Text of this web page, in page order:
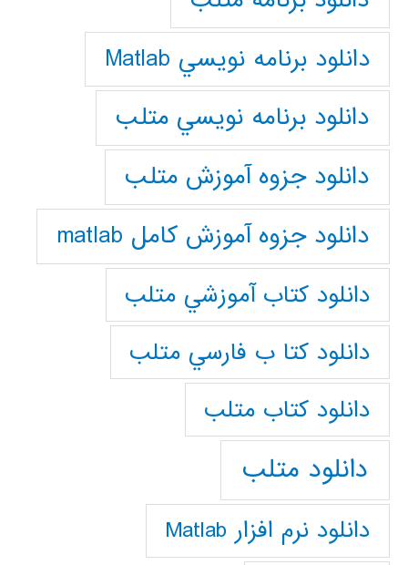
دانلود برنامه نويسي Matlab
دانلود برنامه نويسي متلب
دانلود جزوه آموزش متلب
دانلود جزوه آموزش کامل matlab
دانلود كتاب آموزشي متلب
دانلود كتا ب فارسي متلب
دانلود كتاب متلب
دانلود متلب
دانلود نرم افزار Matlab